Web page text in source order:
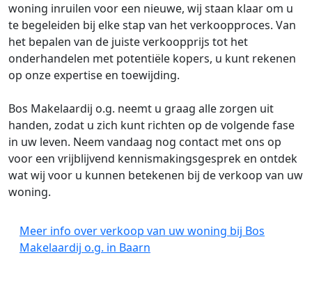
woning inruilen voor een nieuwe, wij staan klaar om u
te begeleiden bij elke stap van het verkoopproces. Van
het bepalen van de juiste verkoopprijs tot het
onderhandelen met potentiële kopers, u kunt rekenen
op onze expertise en toewijding.
Bos Makelaardij o.g. neemt u graag alle zorgen uit
handen, zodat u zich kunt richten op de volgende fase
in uw leven. Neem vandaag nog contact met ons op
voor een vrijblijvend kennismakingsgesprek en ontdek
wat wij voor u kunnen betekenen bij de verkoop van uw
woning.
Meer info over verkoop van uw woning bij Bos
Makelaardij o.g. in Baarn